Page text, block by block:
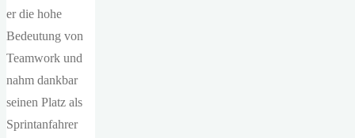
er die hohe
Bedeutung von
Teamwork und
nahm dankbar
seinen Platz als
Sprintanfahrer